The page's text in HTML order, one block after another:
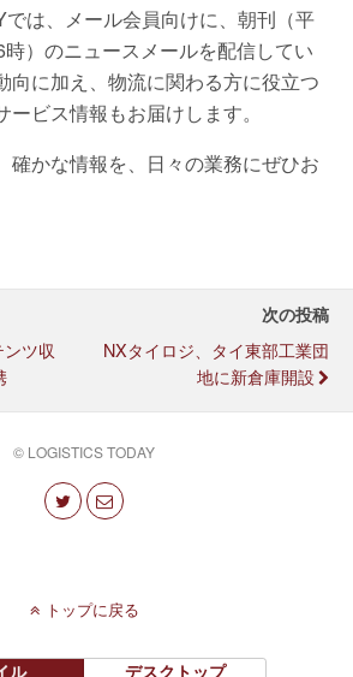
では、メール会員向けに、朝刊（平
）のニュースメールを配信してい
向に加え、物流に関わる方に役立つ
ビス情報もお届けします。
確かな情報を、日々の業務にぜひお
ツ収
次の投稿
NXタイロジ、タイ東部工業団
地に新倉庫開設
© LOGISTICS TODAY
トップに戻る
ル デスクトップ